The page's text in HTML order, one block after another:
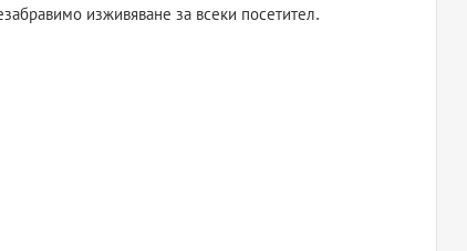
изживяване за всеки посетител.